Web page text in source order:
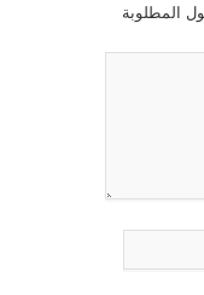
المطلوبة